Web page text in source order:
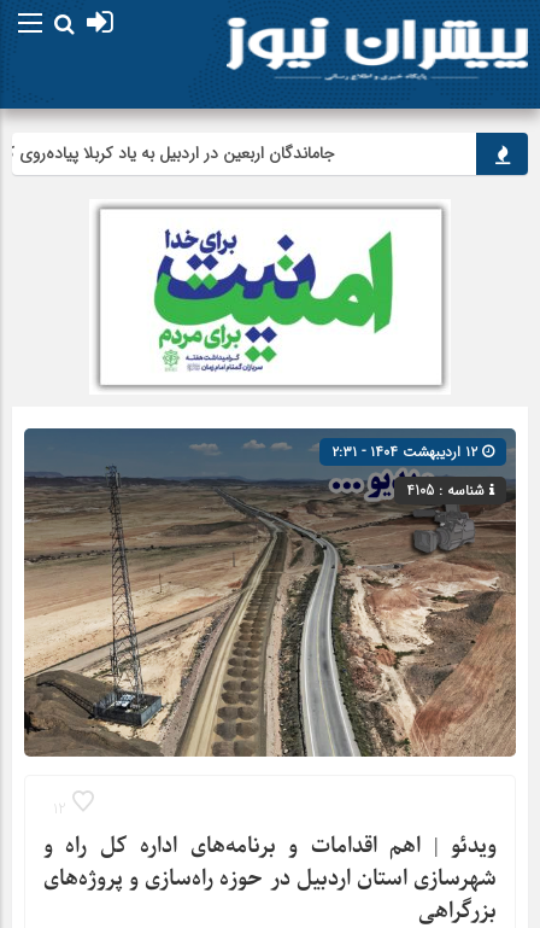
جاماندگان اربعین در اردبیل به یاد کربلا پیاده‌روی کردند
شناسه : 4105
12
ویدئو | اهم اقدامات و برنامه‌های اداره کل راه و
شهرسازی استان اردبیل در حوزه راه‌سازی و پروژه‌های
بزرگراهی